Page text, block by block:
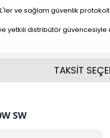
ve sağlam güvenlik
yetkili distribütör güvencesiyle
SW
TAKSİT